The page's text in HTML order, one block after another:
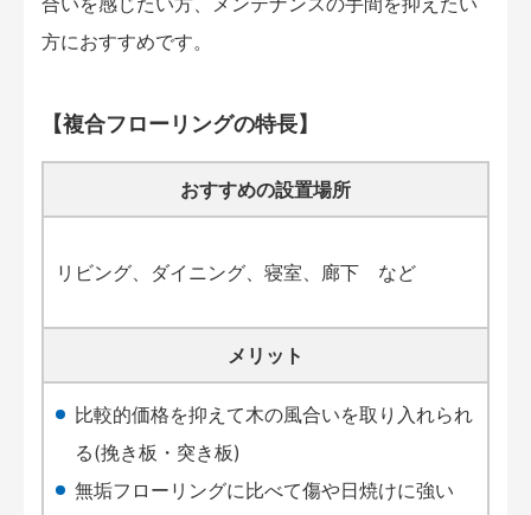
方におすすめです。
【複合フローリングの特長】
おすすめの設置場所
リビング、ダイニング、寝室、廊下 など
メリット
比較的価格を抑えて木の風合いを取り入れられ
る(挽き板・突き板)
無垢フローリングに比べて傷や日焼けに強い